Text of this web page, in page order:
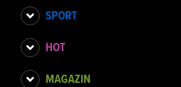
SPORT
HOT
MAGAZIN